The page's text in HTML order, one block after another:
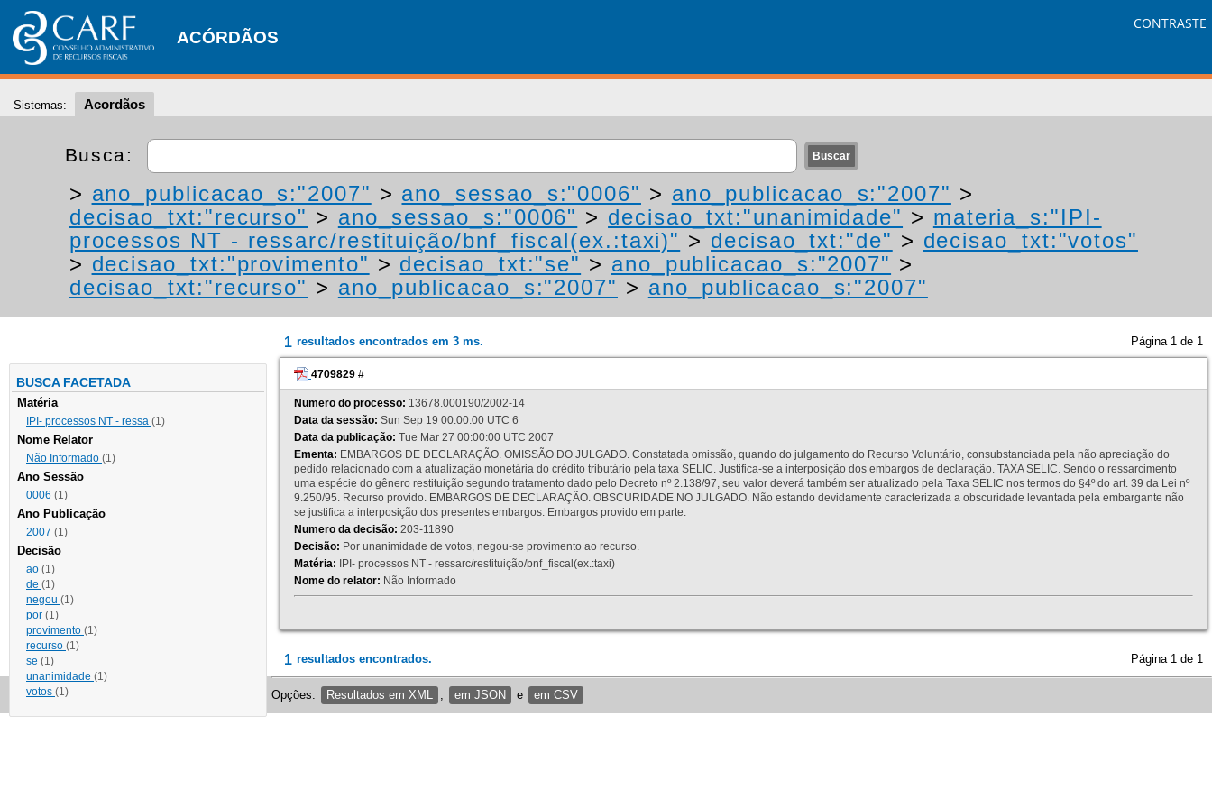
ACÓRDÃOS
CONTRASTE
Sistemas: Acordãos
Busca:
> ano_publicacao_s:"2007" > ano_sessao_s:"0006" > ano_publicacao_s:"2007" >
decisao_txt:"recurso" > ano_sessao_s:"0006" > decisao_txt:"unanimidade" > materia_s:"IPI-
processos NT - ressarc/restituição/bnf_fiscal(ex.:taxi)" > decisao_txt:"de" > decisao_txt:"votos"
> decisao_txt:"provimento" > decisao_txt:"se" > ano_publicacao_s:"2007" >
decisao_txt:"recurso" > ano_publicacao_s:"2007" > ano_publicacao_s:"2007"
BUSCA FACETADA
Matéria
IPI- processos NT - ressa (1)
Nome Relator
Não Informado (1)
Ano Sessão
0006 (1)
Ano Publicação
2007 (1)
Decisão
ao (1)
de (1)
negou (1)
por (1)
provimento (1)
recurso (1)
se (1)
unanimidade (1)
votos (1)
1 resultados encontrados em 3 ms. Página 1 de 1
4709829 #
Numero do processo: 13678.000190/2002-14
Data da sessão: Sun Sep 19 00:00:00 UTC 6
Data da publicação: Tue Mar 27 00:00:00 UTC 2007
Ementa: EMBARGOS DE DECLARAÇÃO. OMISSÃO DO JULGADO. Constatada omissão, quando do julgamento do Recurso Voluntário, consubstanciada pela não apreciação do
pedido relacionado com a atualização monetária do crédito tributário pela taxa SELIC. Justifica-se a interposição dos embargos de declaração. TAXA SELIC. Sendo o ressarcimento
uma espécie do gênero restituição segundo tratamento dado pelo Decreto nº 2.138/97, seu valor deverá também ser atualizado pela Taxa SELIC nos termos do §4º do art. 39 da Lei nº
9.250/95. Recurso provido. EMBARGOS DE DECLARAÇÃO. OBSCURIDADE NO JULGADO. Não estando devidamente caracterizada a obscuridade levantada pela embargante não
se justifica a interposição dos presentes embargos. Embargos provido em parte.
Numero da decisão: 203-11890
Decisão: Por unanimidade de votos, negou-se provimento ao recurso.
Matéria: IPI- processos NT - ressarc/restituição/bnf_fiscal(ex.:taxi)
Nome do relator: Não Informado
1 resultados encontrados. Página 1 de 1
Opções: Resultados em XML em JSON e em CSV